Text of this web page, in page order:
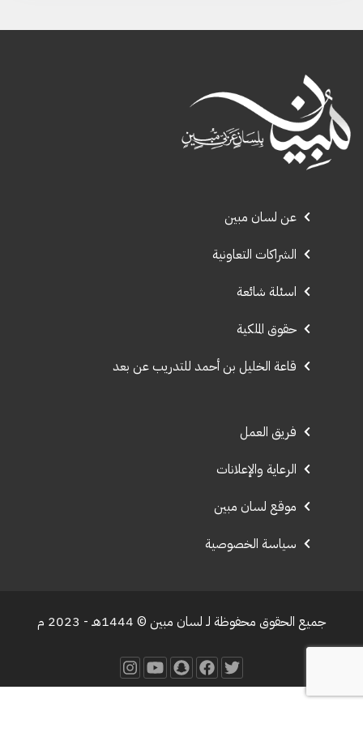
عن لسان مبين
الشراكات التعاونية
اسئلة شائعة
حقوق الملكية
قاعة الخليل بن أحمد للتدريب عن بعد
فريق العمل
الرعاية والإعلانات
موقع لسان مبين
سياسة الخصوصية
جميع الحقوق محفوظة لـ لسان مبين © 1444هـ - 2023 م